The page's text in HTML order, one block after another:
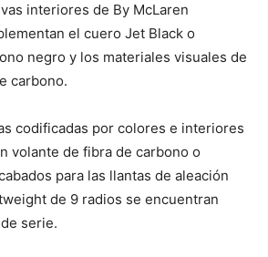
interiores de By McLaren
el cuero Jet Black o
negro y los materiales visuales de
carbono.
codificadas por colores e interiores
volante de fibra de carbono o
para las llantas de aleación
de 9 radios se encuentran
serie.